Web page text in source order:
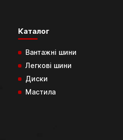
Каталог
Вантажні шини
Легкові шини
Диски
Мастила